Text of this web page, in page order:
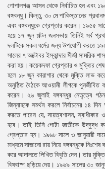
গোপালগঞ্জ আসন থেকে নির্বাচিত হন এবং
বঙ্গবন্ধু। কিন্তু, ৩০ মে পাকিস্তানের
এবং বঙ্গবন্ধুকে গ্রেপ্তার করেন। ১৯৫৫
হয়ে ১৭ জুন পল্টন জনসভায় তিনিই সর্ব
দলটিকে সকল ধর্মের জন্য উপযোগী করতে
সালের ৭ অক্টোবর ইস্কান্দার মীর্জা সামরিক
করা হয়। কয়েকদফা গ্রেপ্তার ও মুক্তির শেষ
হলে ১৮ জুন কারাগার থেকে মুক্তি লাভ
অনুষ্ঠিত বৈঠকে আওয়ামী লীগকে পুনর্জীবিত
করেন। ২৬ জুলাই বঙ্গবন্ধুর নেতৃত্বে
জিন্নাহকে সমর্থন করলে নির্বাচনের ১৪
করতে পারেন যে, সায়ত্বশাসন, স্বাধীকার
হবে। তাই তিনি গোটা জাতীকে উদ্বুদ্ধ
গ্রেপ্তার হন। ১৯৬৮ সালে ৩ জানুয়ারী
মাধ্যমে সাজানো রায় নিয়ে বঙ্গবন্ধুকে নিঃশেষ
করে আদালতে লিখিত বিবৃতি দেন। তার
বিষবাষ্প ছড়িয়ে দেয়। ১৯৬৯ সালের ৩০